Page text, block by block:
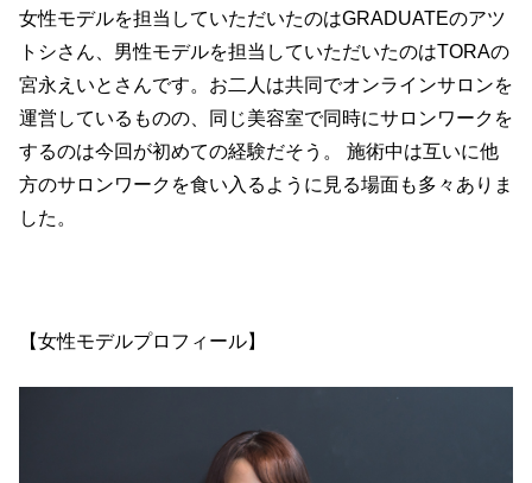
女性モデルを担当していただいたのはGRADUATEのアツ
トシさん、男性モデルを担当していただいたのはTORAの
宮永えいとさんです。お二人は共同でオンラインサロンを
運営しているものの、同じ美容室で同時にサロンワークを
するのは今回が初めての経験だそう。 施術中は互いに他
方のサロンワークを食い入るように見る場面も多々ありま
した。
【女性モデルプロフィール】